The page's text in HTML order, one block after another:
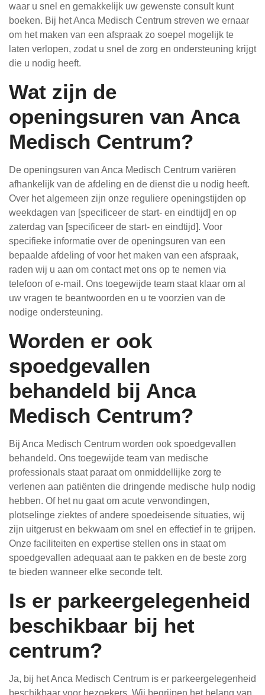
waar u snel en gemakkelijk uw gewenste consult kunt
boeken. Bij het Anca Medisch Centrum streven we ernaar
om het maken van een afspraak zo soepel mogelijk te
laten verlopen, zodat u snel de zorg en ondersteuning krijgt
die u nodig heeft.
Wat zijn de
openingsuren van Anca
Medisch Centrum?
De openingsuren van Anca Medisch Centrum variëren
afhankelijk van de afdeling en de dienst die u nodig heeft.
Over het algemeen zijn onze reguliere openingstijden op
weekdagen van [specificeer de start- en eindtijd] en op
zaterdag van [specificeer de start- en eindtijd]. Voor
specifieke informatie over de openingsuren van een
bepaalde afdeling of voor het maken van een afspraak,
raden wij u aan om contact met ons op te nemen via
telefoon of e-mail. Ons toegewijde team staat klaar om al
uw vragen te beantwoorden en u te voorzien van de
nodige ondersteuning.
Worden er ook
spoedgevallen
behandeld bij Anca
Medisch Centrum?
Bij Anca Medisch Centrum worden ook spoedgevallen
behandeld. Ons toegewijde team van medische
professionals staat paraat om onmiddellijke zorg te
verlenen aan patiënten die dringende medische hulp nodig
hebben. Of het nu gaat om acute verwondingen,
plotselinge ziektes of andere spoedeisende situaties, wij
zijn uitgerust en bekwaam om snel en effectief in te grijpen.
Onze faciliteiten en expertise stellen ons in staat om
spoedgevallen adequaat aan te pakken en de beste zorg
te bieden wanneer elke seconde telt.
Is er parkeergelegenheid
beschikbaar bij het
centrum?
Ja, bij het Anca Medisch Centrum is er parkeergelegenheid
beschikbaar voor bezoekers. Wij begrijpen het belang van